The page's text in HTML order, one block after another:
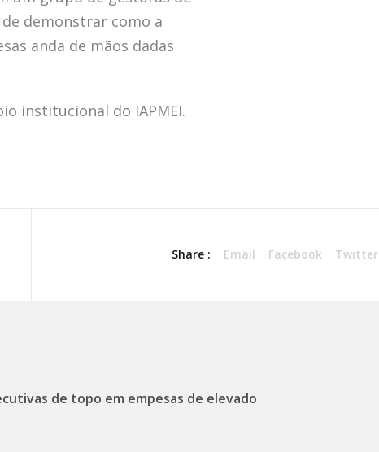
demonstrar como a
anda de mãos dadas
institucional do IAPMEI.
Share : Email Facebook Twitter
de topo em empesas de elevado